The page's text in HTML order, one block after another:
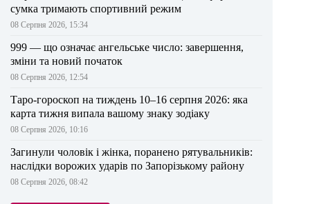
сумка тримають спортивний режим
08 Серпня 2026, 15:34
999 — що означає ангельське число: завершення,
зміни та новий початок
08 Серпня 2026, 12:54
Таро-гороскоп на тиждень 10–16 серпня 2026: яка
карта тижня випала вашому знаку зодіаку
08 Серпня 2026, 10:16
Загинули чоловік і жінка, поранено рятувальників:
наслідки ворожих ударів по Запорізькому району
08 Серпня 2026, 08:42